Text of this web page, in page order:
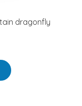
dragonfly